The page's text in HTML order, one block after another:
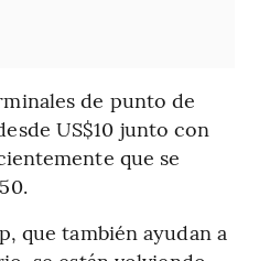
de punto de
US$10 junto con
que se
que también ayudan a